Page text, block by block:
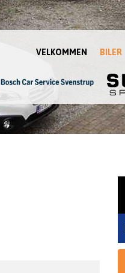
VELKOMMEN BILER